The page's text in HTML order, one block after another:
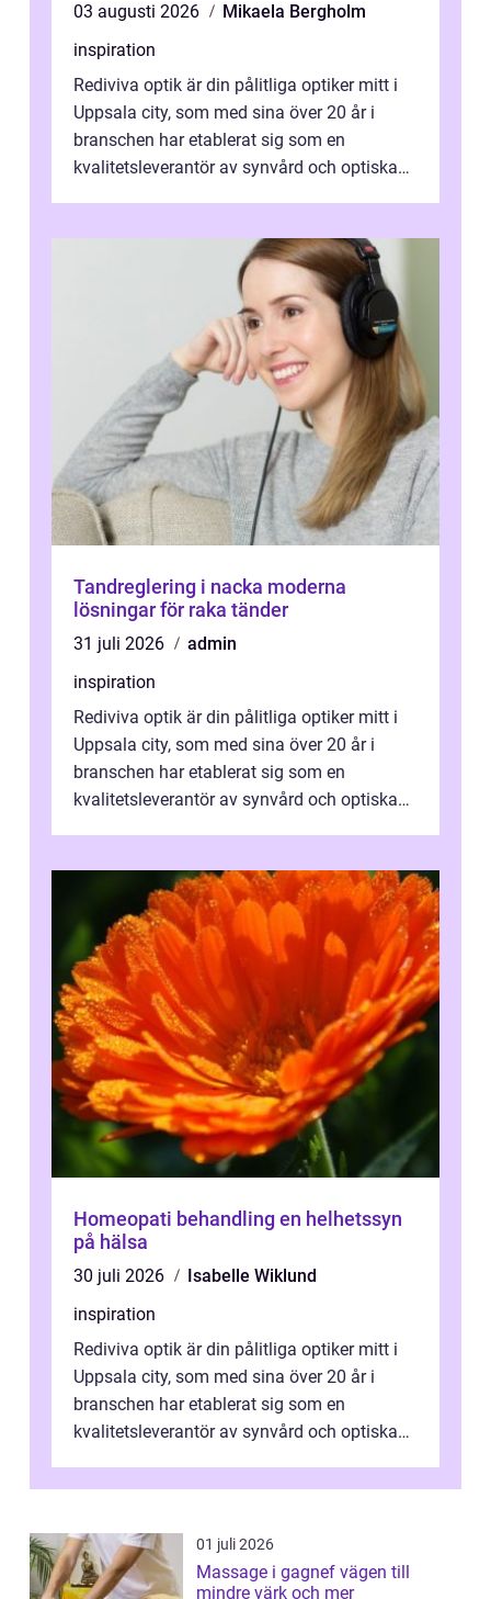
03 augusti 2026
Mikaela Bergholm
inspiration
Rediviva optik är din pålitliga optiker mitt i
Uppsala city, som med sina över 20 år i
branschen har etablerat sig som en
kvalitetsleverantör av synvård och optiska
Tandreglering i nacka moderna
lösningar för raka tänder
31 juli 2026
admin
inspiration
Rediviva optik är din pålitliga optiker mitt i
Uppsala city, som med sina över 20 år i
branschen har etablerat sig som en
kvalitetsleverantör av synvård och optiska
Homeopati behandling en helhetssyn
på hälsa
30 juli 2026
Isabelle Wiklund
inspiration
Rediviva optik är din pålitliga optiker mitt i
Uppsala city, som med sina över 20 år i
branschen har etablerat sig som en
kvalitetsleverantör av synvård och optiska
01 juli 2026
Massage i gagnef vägen till
mindre värk och mer